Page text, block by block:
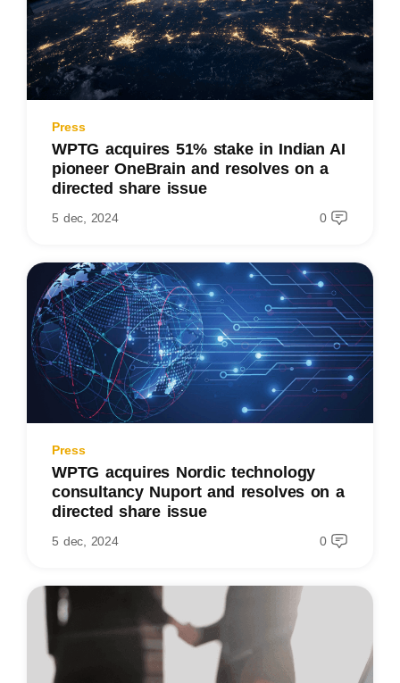
Press
WPTG acquires 51% stake in Indian AI
pioneer OneBrain and resolves on a
directed share issue
5 dec, 2024 0
Press
WPTG acquires Nordic technology
consultancy Nuport and resolves on a
directed share issue
5 dec, 2024 0